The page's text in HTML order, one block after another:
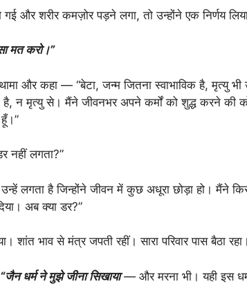
और शरीर कमज़ोर पड़ने लगा, तो उन्होंने एक निर्णय
मत करो।”
और कहा — “बेटा, जन्म जितना स्वाभाविक है, मृत्यु भी
है, न मृत्यु से। मैंने जीवनभर अपने कर्मों को शुद्ध करने
नहीं लगता?”
लगता है जिन्होंने जीवन में कुछ अधूरा छोड़ा हो। मैंने
अब क्या डर?”
शांत भाव से मंत्र जपती रहीं। सारा परिवार पास बैठा रहा।
“जैन धर्म ने मुझे जीना सिखाया— और मरना भी। यही इस